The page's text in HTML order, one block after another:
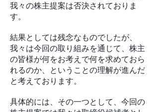
我々の株主提案は否決されておりま
す。
結果としては残念なものでしたが、
我々は今回の取り組みを通じて、株主
の皆様が何をお考えで何を求めておら
れるのか、ということの理解が進んだ
と考えております。
具体的には、その一つとして、今回の